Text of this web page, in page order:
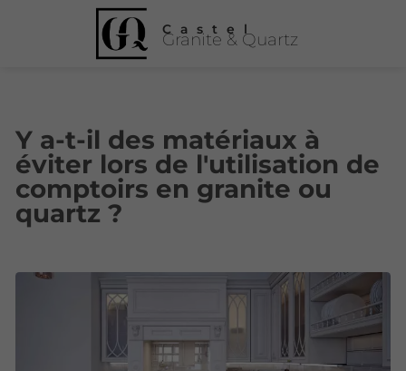
Castel
Granite & Quartz
Y a-t-il des matériaux à
éviter lors de l'utilisation de
comptoirs en granite ou
quartz ?